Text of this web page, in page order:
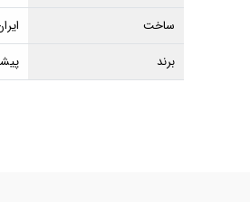
ساخت
برند